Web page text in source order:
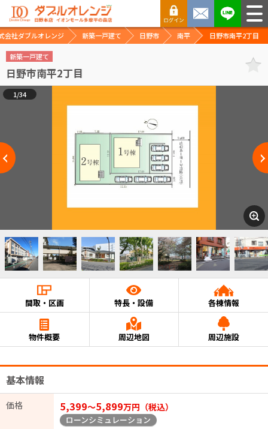
会社ダブルオレンジ 新築一戸建て 日野市 南平 日野市南平2丁目
新築一戸建て
日野市南平2丁目
1/34
間取・区画 特長・設備 各棟情報
物件概要 周辺地図 周辺施設
基本情報
価格 5,399〜5,899万円（税込）
ローンシミュレーション